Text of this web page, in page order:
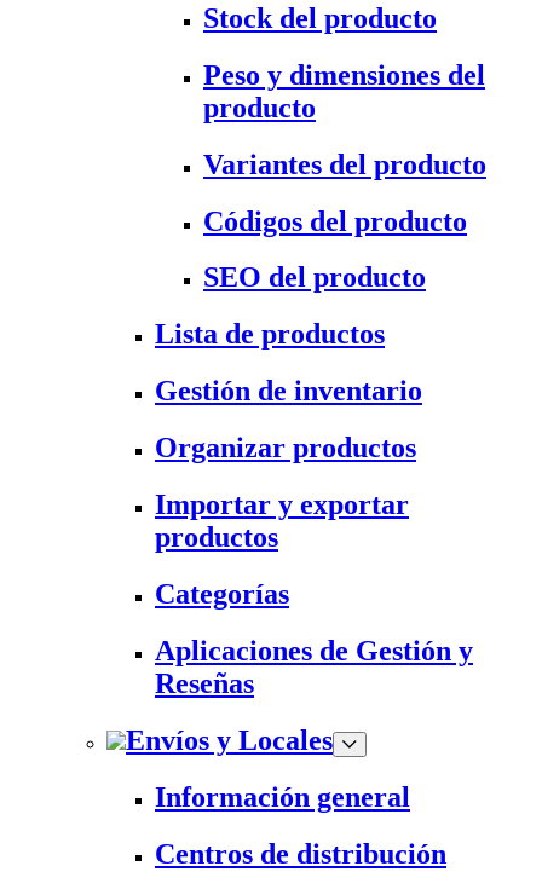
Stock del producto
Peso y dimensiones del
producto
Variantes del producto
Códigos del producto
SEO del producto
Lista de productos
Gestión de inventario
Organizar productos
Importar y exportar
productos
Categorías
Aplicaciones de Gestión y
Reseñas
Envíos y Locales
Información general
Centros de distribución